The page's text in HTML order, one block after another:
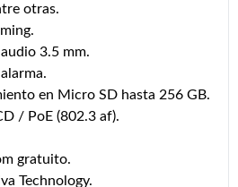
otras.
3.5 mm.
en Micro SD hasta 256 GB.
/ PoE (802.3 af).
gratuito.
Technology.